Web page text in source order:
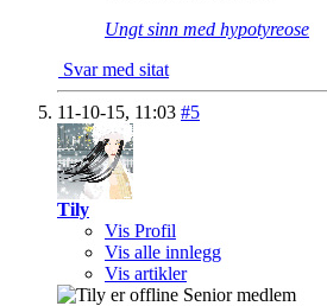
Ungt sinn med hypotyreose
Svar med sitat
11-10-15, 11:03 #5
Tily
Vis Profil
Vis alle innlegg
Vis artikler
Senior medlem